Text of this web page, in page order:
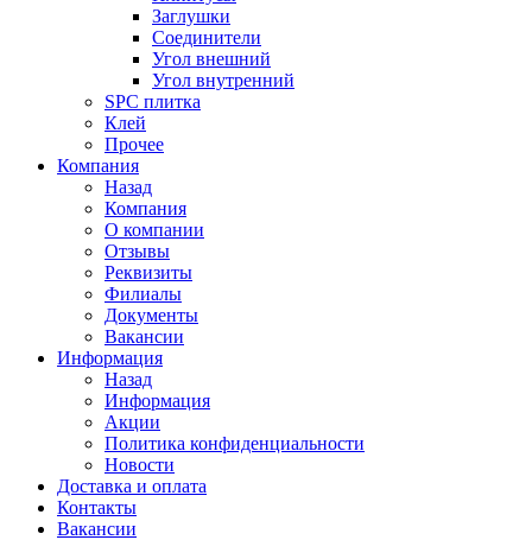
Заглушки
Соединители
Угол внешний
Угол внутренний
SPC плитка
Клей
Прочее
Компания
Назад
Компания
О компании
Отзывы
Реквизиты
Филиалы
Документы
Вакансии
Информация
Назад
Информация
Акции
Политика конфиденциальности
Новости
Доставка и оплата
Контакты
Вакансии